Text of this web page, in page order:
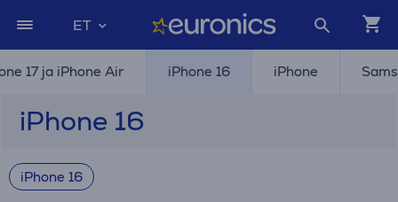
ET
17 ja iPhone Air iPhone 16 iPhone
iPhone 16
iPhone 16